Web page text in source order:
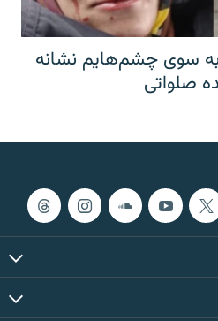
به سوی چشم‌هایم نشانه
صلواتی